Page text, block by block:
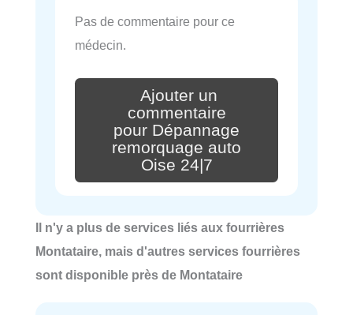
Pas de commentaire pour ce
médecin.
Ajouter un
commentaire
pour Dépannage
remorquage auto
Oise 24|7
Il n'y a plus de services liés aux fourrières
Montataire, mais d'autres services fourrières
sont disponible près de Montataire